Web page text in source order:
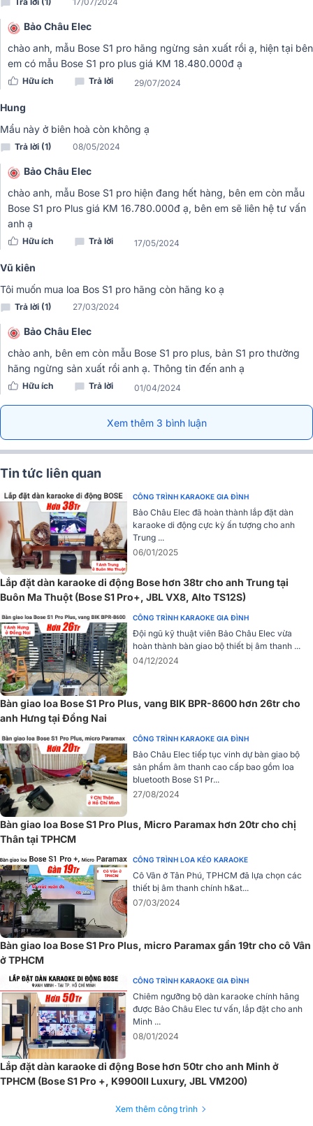
Phía trên loa tích hợp phần tay cầm chắc chắn, cứng cáp giúp bạn
có thể mang loa tới bất cứ đâu, có thể mang đi du lịch, party, sinh
nhật, tổ chức hoạt động ngoài trời....đáp ứng mọi không gian giải trí
cần tới âm thanh chất lượng nhất. Ứng dụng Bose Connect cho
phép bạn mang đến nhiều sự kiện hơn nữa, chẳng hạn như Chế độ
nhóm. Truyền âm thanh không dây tới hệ thống S1 Pro thứ hai hoặc
tùy chọn cấu hình nâng cao để giúp bạn khai thác nhiều hơn từ S1
Pro.
Thời lượng sử dụng Pin lên tới 11 giờ
Pin lithium-ion có thể sạc lại, có sẵn để mua riêng, cho phép bạn
mang theo âm thanh lớn ở bất kỳ đâu để giải trí. Với thời lượng pin
kéo dài, bạn có thể sử dụng loa trong nhiều giờ, thậm chí lên đến 11
giờ liên tục. Kết hợp với việc bảo quản sản phẩm, loa Bose S1 Pro sẽ
Tích hợp Mixer 3 kênh
Loa Bose S1 Pro được trang bị bộ trộn 3 kênh, mỗi kênh có các núm
điều chỉnh âm lượng riêng và chỉ báo tín hiệu/clip. Kênh 1 và kênh 2
tích hợp một cặp đầu vào XLR thuận tiện cho việc kết nối bàn phím
và micro, giúp người dùng dễ dàng thiết lập trước khi biểu diễn một
cách nhanh chóng và đơn giản.
Bên cạnh đó, bộ trộn 3 kênh trên bo mạch cung cấp các điều khiển
ToneMatch, Reverb và EQ riêng biệt cho hai kênh, và còn có một
kênh riêng dành cho nguồn nhạc có dây (3,5 mm) hoặc không dây
Bluetooth tích hợp trên loa Bose S1 Pro đẳng cấp này
Loa nghe nhạc nào hay nhất? Cách chọn loa nghe nhạc tốt
giá rẻ?
Đánh giá chất lượng Loa Bose S1 Pro chính hãng
Công nghệ PA multi-position
Loa karaoke miniBose S1 Procó thể đáp ứng tốt nhiều mục đích
biểu diễn khác nhau nhờ việc sử dụng công nghệ PA multi-position,
đi cùng là bộ mixer chỉnh âm 3-kênh và tính năng ToneMatch độc
đáo, S1 Pro hứa hẹn là lựa chọn đáng giá nếu như bạn đang tìm một
mẫu loa phục vụ cho các buổi biểu diễn ca nhạc của mình.
Công nghệ Practice Amp (PA)
Bose đã dày công nghiên cứu và chế tác ra
hợp công nghệ Practice Amp (PA) đa-vị trí mới nhất đáp ứng yêu
cầu của âm thanh biểu diễn chuyên nghiệp. Thiết bị có thể đi theo
bạn đến bất nơi đâu, phục vụ được nhiều mục đích sử dụng khác
nhau như tập luyện, biểu diễn nhạc sống (live acoustic)...
Bảo Châu Elec
chào anh, mẫu Bose S1 pro hãng ngừng sản xuất rồi ạ, hiện tại bên
em có mẫu Bose S1 pro plus giá KM 18.480.000đ ạ
Hữu ích Trả lời 29/07/2024
Hung
Mẩu này ở biên hoà còn không ạ
Trả lời (1) 08/05/2024
Bảo Châu Elec
chào anh, mẫu Bose S1 pro hiện đang hết hàng, bên em còn mẫu
Bose S1 pro Plus giá KM 16.780.000đ ạ, bên em sẽ liên hệ tư vấn
anh ạ
Hữu ích Trả lời 17/05/2024
Vũ kiên
Tôi muốn mua loa Bos S1 pro hãng còn hãng ko ạ
Trả lời (1) 27/03/2024
Bảo Châu Elec
chào anh, bên em còn mẫu Bose S1 pro plus, bản S1 pro thường
hãng ngừng sản xuất rồi anh ạ. Thông tin đến anh ạ
Hữu ích Trả lời 01/04/2024
Xem thêm 3 bình luận
Tin tức liên quan
CÔNG TRÌNH KARAOKE GIA ĐÌNH
Bảo Châu Elec đã hoàn thành lắp đặt dàn
karaoke di động cực kỳ ấn tượng cho anh
Trung ...
06/01/2025
Lắp đặt dàn karaoke di động Bose hơn 38tr cho anh Trung tại
Buôn Ma Thuột (Bose S1 Pro+, JBL VX8, Alto TS12S)
CÔNG TRÌNH KARAOKE GIA ĐÌNH
Đội ngũ kỹ thuật viên Bảo Châu Elec vừa
hoàn thành bàn giao bộ thiết bị âm thanh ...
04/12/2024
Bàn giao loa Bose S1 Pro Plus, vang BIK BPR-8600 hơn 26tr cho
anh Hưng tại Đồng Nai
CÔNG TRÌNH KARAOKE GIA ĐÌNH
Bảo Châu Elec tiếp tục vinh dự bàn giao bộ
sản phẩm âm thanh cao cấp bao gồm loa
bluetooth Bose S1 Pr...
27/08/2024
Bàn giao loa Bose S1 Pro Plus, Micro Paramax hơn 20tr cho chị
Thân tại TPHCM
CÔNG TRÌNH LOA KÉO KARAOKE
Cô Vân ở Tân Phú, TPHCM đã lựa chọn các
thiết bị âm thanh chính h&at...
07/03/2024
Bàn giao loa Bose S1 Pro Plus, micro Paramax gần 19tr cho cô Vân
ở TPHCM
CÔNG TRÌNH KARAOKE GIA ĐÌNH
Chiêm ngưỡng bộ dàn karaoke chính hãng
được Bảo Châu Elec tư vấn, lắp đặt cho anh
Minh ...
08/01/2024
Lắp đặt dàn karaoke di động Bose hơn 50tr cho anh Minh ở
TPHCM (Bose S1 Pro +, K9900II Luxury, JBL VM200)
Xem thêm công trình